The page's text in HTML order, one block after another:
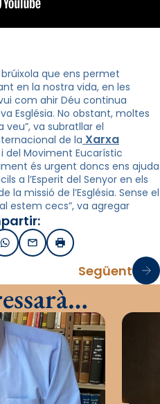
que ens permet
en la nostra vida, en les
com ahir Déu continua
Església. No obstant, moltes
va subratllar el
de la Xarxa
i del Moviment Eucarístic
és urgent doncs ens ajuda
a l’Esperit del Senyor en els
missió de l’Església. Sense el
estem cecs”, va agregar
WhatsApp
EmailImprimir
Següent